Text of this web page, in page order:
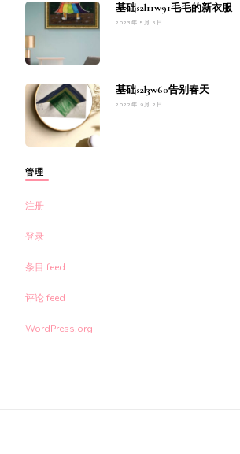
基础s2l11w91毛毛的新衣服
2023年 5月 5日
基础s2l3w60告别春天
2022年 9月 2日
管理
注册
登录
条目 feed
评论 feed
WordPress.org